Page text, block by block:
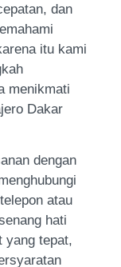
dan
itu kami
menikmati
Dakar
dengan
atau
hati
yang tepat,